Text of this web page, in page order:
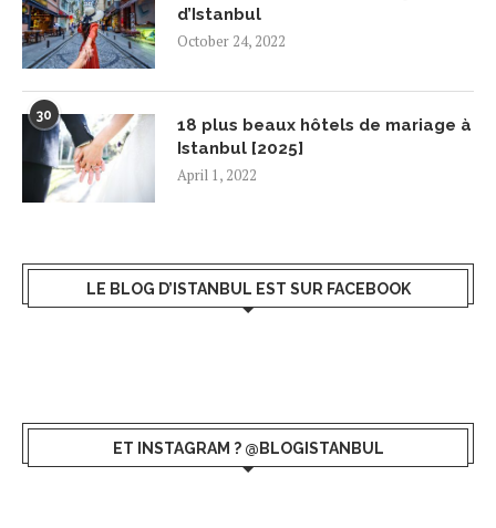
d’Istanbul
October 24, 2022
30
18 plus beaux hôtels de mariage à
Istanbul [2025]
April 1, 2022
LE BLOG D’ISTANBUL EST SUR FACEBOOK
ET INSTAGRAM ? @BLOGISTANBUL